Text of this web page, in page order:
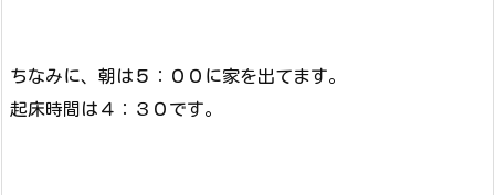
ちなみに、朝は５：００に家を出てます。
起床時間は４：３０です。